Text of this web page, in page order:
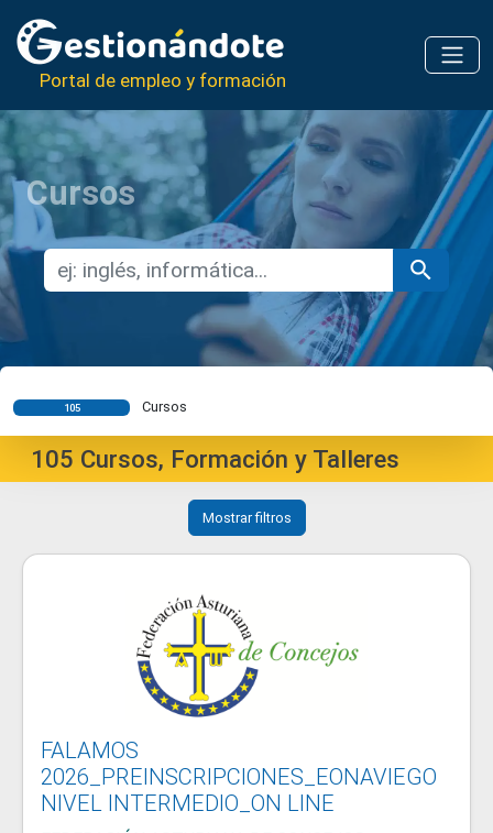
Portal de empleo y formación
Cursos
105 Cursos
105 Cursos, Formación y Talleres
Mostrar filtros
FALAMOS
2026_PREINSCRIPCIONES_EONAVIEGO
NIVEL INTERMEDIO_ON LINE